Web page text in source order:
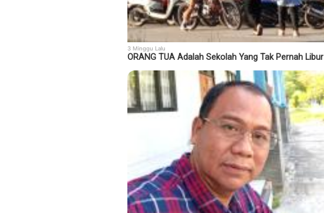
3 Minggu Lalu
ORANG TUA Adalah Sekolah Yang Tak Pernah Libur